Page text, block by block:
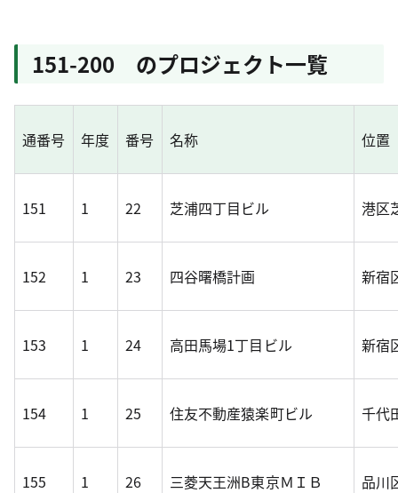
151-200 のプロジェクト一覧
通番号 年度 番号 名称 位置
151 1 22 芝浦四丁目ビル 港区
152 1 23 四谷曙橋計画 新宿
153 1 24 高田馬場1丁目ビル 新宿
154 1 25 住友不動産猿楽町ビル 千代
155 1 26 三菱天王洲B東京ＭＩＢ 品川